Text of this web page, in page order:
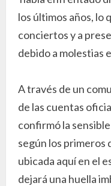
los últimos años, lo
conciertos y a
debido a molestias
A través de un
de las cuentas
confirmó la
según los primeros
ubicada aquí en el
dejará una huella